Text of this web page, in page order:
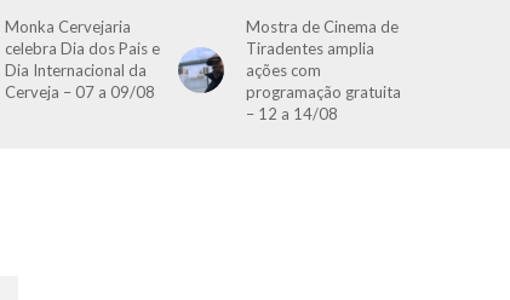
Monka Cervejaria
celebra Dia dos Pais e
Dia Internacional da
Cerveja – 07 a 09/08
Mostra de Cinema de
Tiradentes amplia
ações com
programação gratuita
– 12 a 14/08